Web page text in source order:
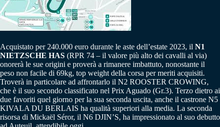
Acquistato per 240.000 euro durante le aste dell’estate 2023, il N1
NIETZSCHE HAS (RPR 74 – il valore più alto dei cavalli al via)
onorerà le sue origini e proverà a rimanere imbattuto, nonostante il
peso non facile di 69kg, top weight della corsa per meriti acquisiti.
Troverà in particolare ad affrontarlo il N2 ROOSTER CROWING,
che è il suo secondo classificato nel Prix Aguado (Gr.3). Terzo dietro ai
due favoriti quel giorno per la sua seconda uscita, anche il castrone N5
KIVALA DU BERLAIS ha qualità superiori alla media. La seconda
risorsa di Mickaël Séror, il N6 DJIN’S, ha impressionato al suo debutto